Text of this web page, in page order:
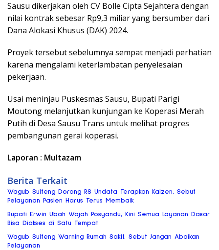
Sausu dikerjakan oleh CV Bolle Cipta Sejahtera dengan
nilai kontrak sebesar Rp9,3 miliar yang bersumber dari
Dana Alokasi Khusus (DAK) 2024.
Proyek tersebut sebelumnya sempat menjadi perhatian
karena mengalami keterlambatan penyelesaian
pekerjaan.
Usai meninjau Puskesmas Sausu, Bupati Parigi
Moutong melanjutkan kunjungan ke Koperasi Merah
Putih di Desa Sausu Trans untuk melihat progres
pembangunan gerai koperasi.
Laporan : Multazam
Berita Terkait
Wagub Sulteng Dorong RS Undata Terapkan Kaizen, Sebut
Pelayanan Pasien Harus Terus Membaik
Bupati Erwin Ubah Wajah Posyandu, Kini Semua Layanan Dasar
Bisa Diakses di Satu Tempat
Wagub Sulteng Warning Rumah Sakit, Sebut Jangan Abaikan
Pelayanan